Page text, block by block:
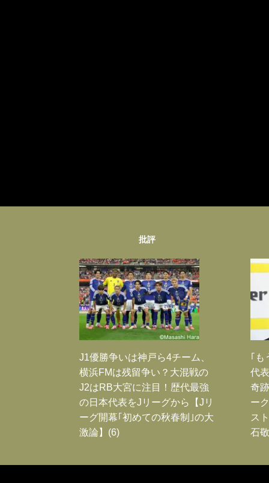
批評
J1優勝争いは神戸ら4チーム、
横浜FMは残留争い？大混戦の
J2はRB大宮に注目！歴代最強
の日本代表をJリーグから【Jリ
ーグ開幕｢初めての秋春制｣の大
激論】(6)
｢も
代
奇
ー
ス
石